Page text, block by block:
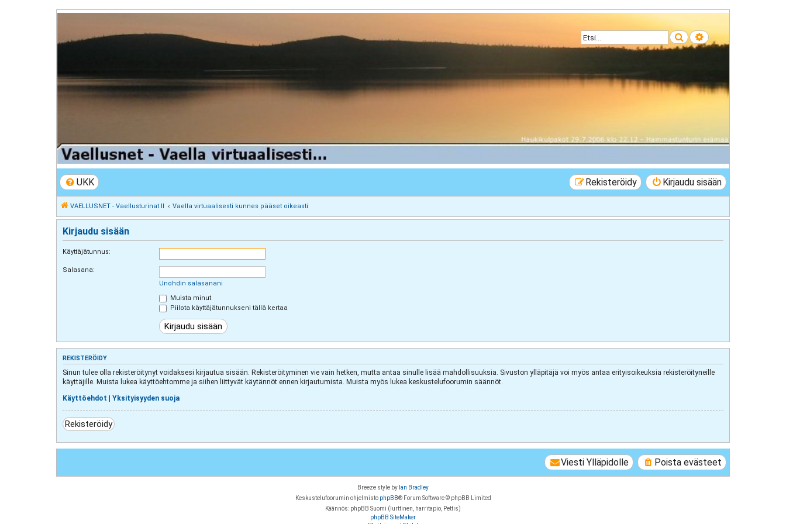
Etsi Tarkennettu haku
VAELLUSNET - Vaellusturinat II
Keskustelua vaeltamisesta ja Lapista
UKK Kirjaudu sisään
Rekisteröidy
VAELLUSNET - Vaellusturinat II Vaella virtuaalisesti kunnes pääset oikeasti
Kirjaudu sisään
Käyttäjätunnus:
Salasana:
Unohdin salasanani
Muista minut
Piilota käyttäjätunnukseni tällä kertaa
REKISTERÖIDY
Sinun tulee olla rekisteröitynyt voidaksesi kirjautua sisään. Rekisteröityminen vie vain hetken, mutta antaa sinulle lisää mahdollisuuksia. Sivuston ylläpitäjä voi myös antaa erityisoikeuksia rekisteröityneille
käyttäjille. Muista lukea käyttöehtomme ja siihen liittyvät käytännöt ennen kirjautumista. Muista myös lukea keskustelufoorumin säännöt.
Käyttöehdot | Yksityisyyden suoja
Rekisteröidy
Poista evästeet
Viesti Ylläpidolle
Breeze style by Ian Bradley
Keskustelufoorumin ohjelmisto phpBB® Forum Software © phpBB Limited
Käännös: phpBB Suomi (lurttinen, harritapio, Pettis)
phpBB SiteMaker